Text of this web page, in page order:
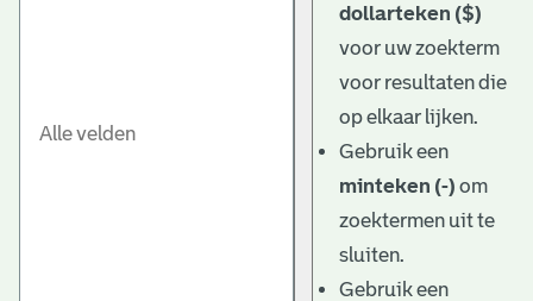
dollarteken ($)
voor uw zoekterm
voor resultaten die
op elkaar lijken.
Gebruik een
minteken (-) om
zoektermen uit te
sluiten.
Gebruik een